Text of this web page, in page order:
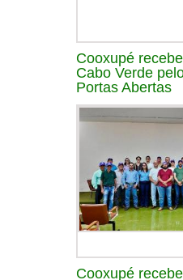
Cooxupé
Cabo Verde
Portas Abertas
Cooxupé